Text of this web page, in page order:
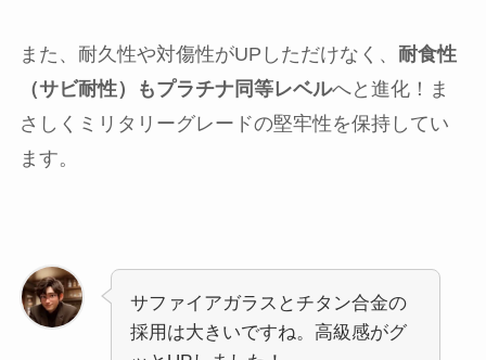
また、耐久性や対傷性がUPしただけなく、 耐食性
（サビ耐性）もプラチナ同等レベルへと進化！ま
さしくミリタリーグレードの堅牢性を保持してい
ます。
サファイアガラスとチタン合金の
採用は大きいですね。高級感がグ